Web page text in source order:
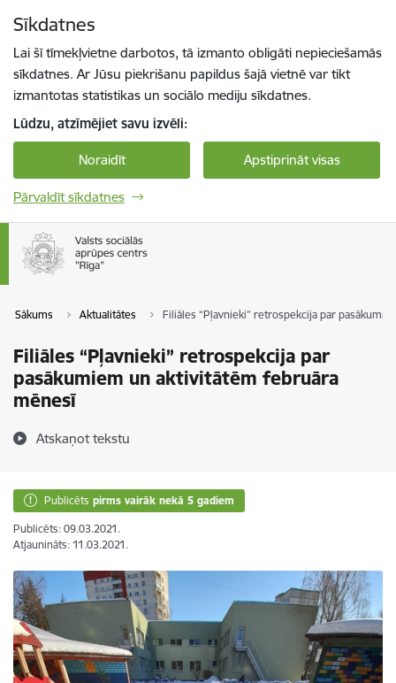
Sīkdatnes
Lai šī tīmekļvietne darbotos, tā izmanto obligāti nepieciešamās
sīkdatnes. Ar Jūsu piekrišanu papildus šajā vietnē var tikt
izmantotas statistikas un sociālo mediju sīkdatnes.
Lūdzu, atzīmējiet savu izvēli:
Noraidīt Apstiprināt visas
Pārvaldīt sīkdatnes
Sākums Aktualitātes Filiāles “Pļavnieki” retrospekcija par
Filiāles “Pļavnieki” retrospekcija par
pasākumiem un aktivitātēm februāra
mēnesī
Atskaņot tekstu
Publicēts pirms vairāk nekā 5 gadiem
Publicēts: 09.03.2021.
Atjaunināts: 11.03.2021.